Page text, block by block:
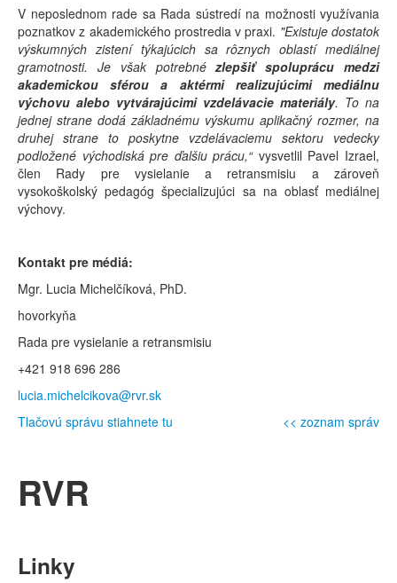
V neposlednom rade sa Rada sústredí na možnosti využívania
poznatkov z akademického prostredia v praxi. "Existuje dostatok
výskumných zistení týkajúcich sa rôznych oblastí mediálnej
gramotnosti. Je však potrebnézlepšiť spoluprácu medzi
akademickou sférou a aktérmi realizujúcimi mediálnu
výchovu alebo vytvárajúcimi vzdelávacie materiály. To na
jednej strane dodá základnému výskumu aplikačný rozmer, na
druhej strane to poskytne vzdelávaciemu sektoru vedecky
podložené východiská pre ďalšiu prácu,“vysvetlil Pavel Izrael,
člen Rady pre vysielanie a retransmisiu a zároveň
vysokoškolský pedagóg špecializujúci sa na oblasť mediálnej
výchovy.
Kontakt pre médiá:
Mgr. Lucia Michelčíková, PhD.
hovorkyňa
Rada pre vysielanie a retransmisiu
+421 918 696 286
lucia.michelcikova@rvr.sk
Tlačovú správu stiahnete tu
<< zoznam správ
RVR
Linky